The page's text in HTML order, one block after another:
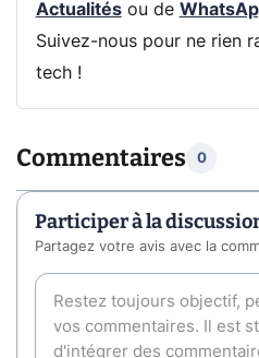
Actualitésou de
Suivez-nous pour ne rien
tech !
Commentaires 0
Participer à la
Partagez votre avis avec la